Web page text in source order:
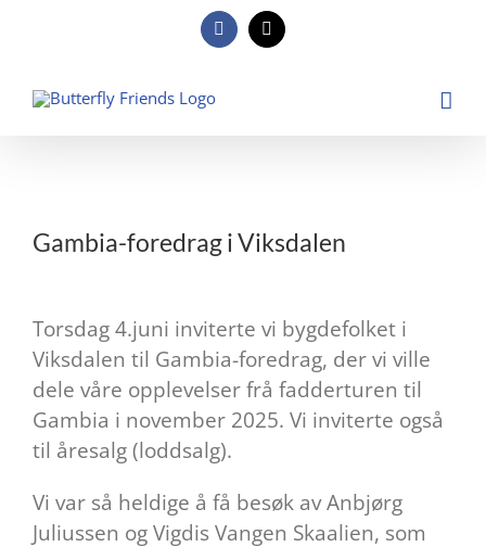
Facebook
E-
post
Larger
Image
Gambia-foredrag i Viksdalen
Torsdag 4.juni inviterte vi bygdefolket i
Viksdalen til Gambia-foredrag, der vi ville
dele våre opplevelser frå fadderturen til
Gambia i november 2025. Vi inviterte også
til åresalg (loddsalg).
Vi var så heldige å få besøk av Anbjørg
Juliussen og Vigdis Vangen Skaalien, som